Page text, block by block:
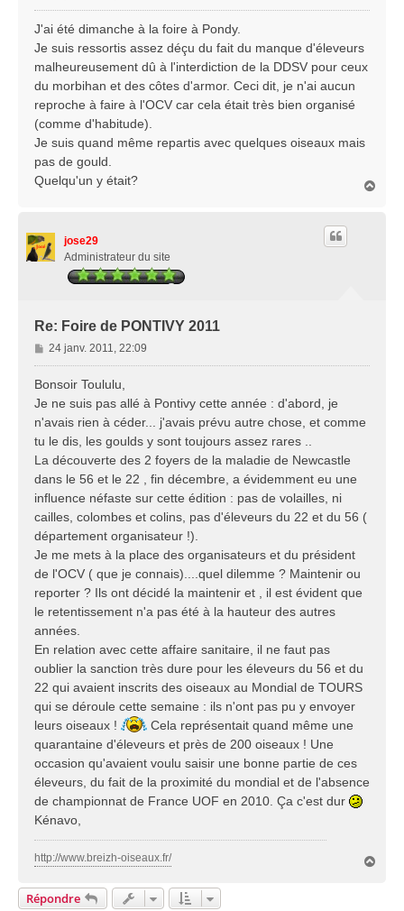
e
a
g
e
J'ai été dimanche à la foire à Pondy.
Je suis ressortis assez déçu du fait du manque d'éleveurs
malheureusement dû à l'interdiction de la DDSV pour ceux
du morbihan et des côtes d'armor. Ceci dit, je n'ai aucun
reproche à faire à l'OCV car cela était très bien organisé
(comme d'habitude).
Je suis quand même repartis avec quelques oiseaux mais
pas de gould.
Quelqu'un y était?
jose29
Administrateur du site
Re: Foire de PONTIVY 2011
M
e
a
g
e
24 janv. 2011, 22:09
Bonsoir Toululu,
Je ne suis pas allé à Pontivy cette année : d'abord, je
n'avais rien à céder... j'avais prévu autre chose, et comme
tu le dis, les goulds y sont toujours assez rares ..
La découverte des 2 foyers de la maladie de Newcastle
dans le 56 et le 22 , fin décembre, a évidemment eu une
influence néfaste sur cette édition : pas de volailles, ni
cailles, colombes et colins, pas d'éleveurs du 22 et du 56 (
département organisateur !).
Je me mets à la place des organisateurs et du président
de l'OCV ( que je connais)....quel dilemme ? Maintenir ou
reporter ? Ils ont décidé la maintenir et , il est évident que
le retentissement n'a pas été à la hauteur des autres
années.
En relation avec cette affaire sanitaire, il ne faut pas
oublier la sanction très dure pour les éleveurs du 56 et du
22 qui avaient inscrits des oiseaux au Mondial de TOURS
qui se déroule cette semaine : ils n'ont pas pu y envoyer
leurs oiseaux !
Cela représentait quand même une
quarantaine d'éleveurs et près de 200 oiseaux ! Une
occasion qu'avaient voulu saisir une bonne partie de ces
éleveurs, du fait de la proximité du mondial et de l'absence
de championnat de France UOF en 2010. Ça c'est dur
Kénavo,
http://www.breizh-oiseaux.fr/
Répondre